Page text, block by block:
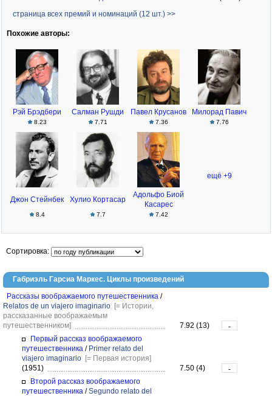
страница всех премий и номинаций (12 шт.) >>
Похожие авторы:
Рэй Брэдбери
8.23
Салман Рушди
7.71
Павел Крусанов
7.36
Милорад Павич
7.76
Джон Стейнбек
8.4
Хулио Кортасар
7.7
Адольфо Биой
Касарес
7.42
ещё +9
Сортировка:
Габриэль Гарсиа Маркес. Циклы произведений
Рассказы воображаемого путешественника /
Relatos de un viajero imaginario [= Истории,
рассказанные воображаемым
путешественником]
7.92 (13)
-
Первый рассказ воображаемого
путешественника / Primer relato del
viajero imaginario [= Первая история]
(1951)
7.50 (4)
-
Второй рассказ воображаемого
путешественника /Segundo relato del